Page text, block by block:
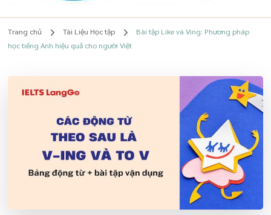
Lê Quỳnh Phương
Quỳnh Phương
Trang chủ Tài Liệu Học tập
Bài tập Like và Ving: Phương pháp
học tiếng Anh hiệu quả cho người Việt